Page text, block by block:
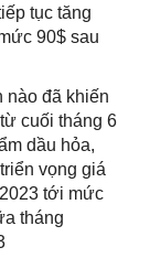
tục tăng
90$ sau
nào đã khiến
cuối tháng 6
dầu hỏa,
vọng giá
tới mức
tháng